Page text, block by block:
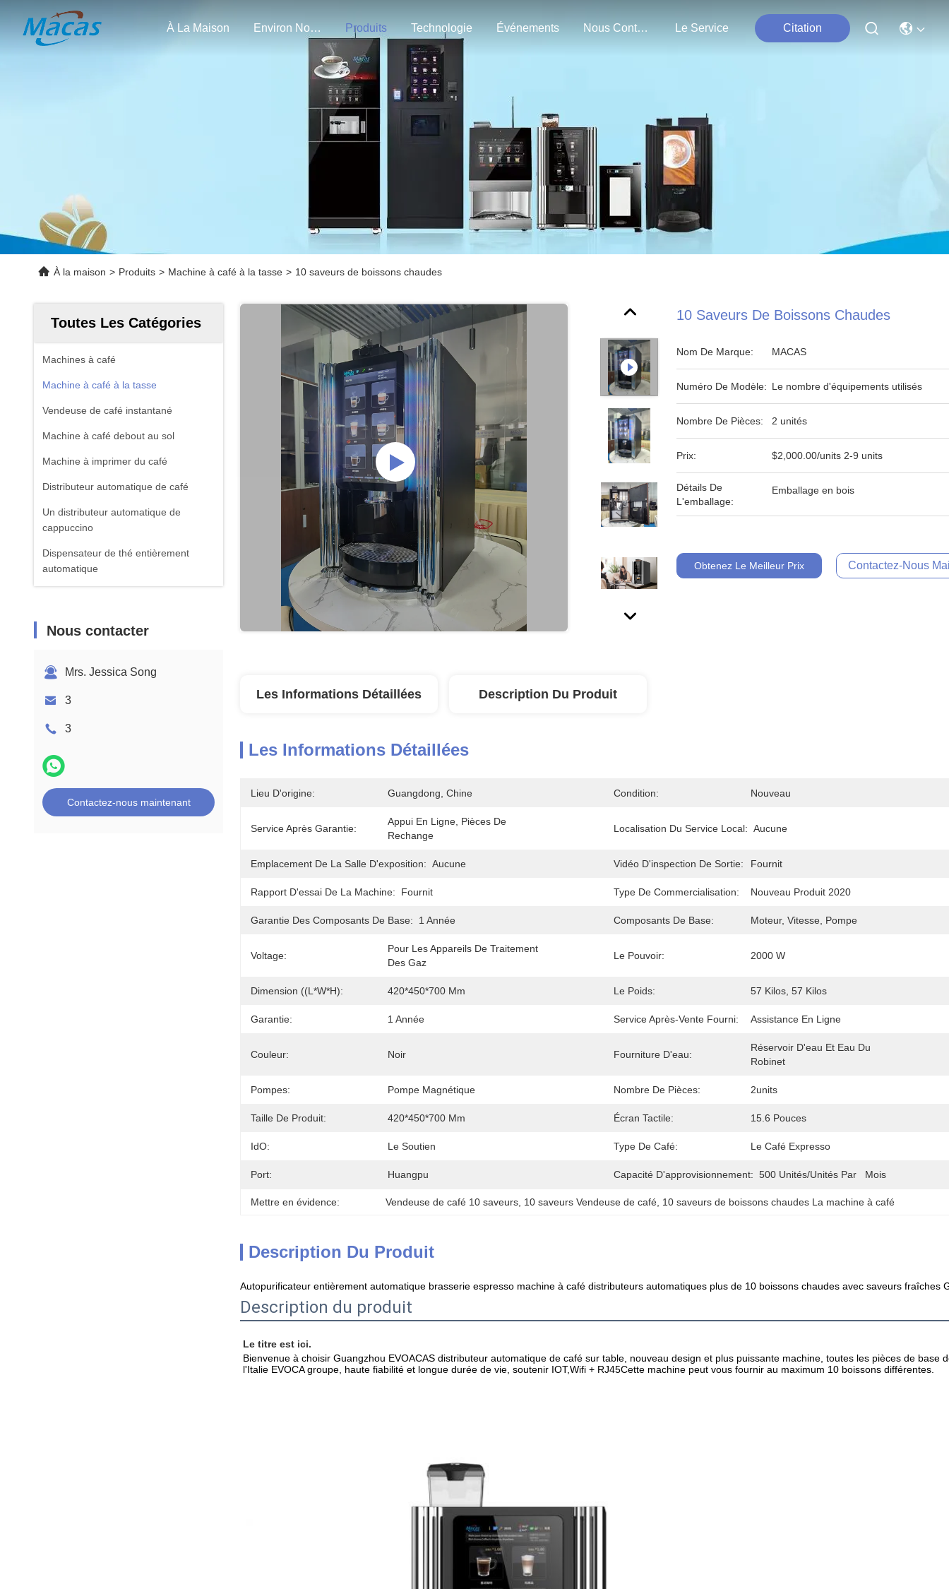
À La Maison Environ Nous Produits Technologie Événements Nous Contacter Le Service Citation
À la maison > Produits > Machine à café à la tasse > 10 saveurs de boissons chaudes
Toutes Les Catégories
Machines à café
Machine à café à la tasse
Vendeuse de café instantané
Machine à café debout au sol
Machine à imprimer du café
Distributeur automatique de café
Un distributeur automatique de
cappuccino
Dispensateur de thé entièrement
automatique
Nous contacter
Mrs. Jessica Song
3
3
Contactez-nous maintenant
10 Saveurs De Boissons Chaudes
Nom De Marque: MACAS
Numéro De Modèle: Le nombre d'équipements utilisés
Nombre De Pièces: 2 unités
Prix: $2,000.00/units 2-9 units
Détails De
L'emballage:
Emballage en bois
Obtenez Le Meilleur Prix Contactez-Nous
Les Informations Détaillées Description Du Produit
Les Informations Détaillées
Lieu D'origine: Guangdong, Chine Condition: Nouveau
Service Après Garantie:
Appui En Ligne, Pièces De
Rechange
Localisation Du Service Local: Aucune
Emplacement De La Salle D'exposition: Aucune Vidéo D'inspection De Sortie: Fournit
Rapport D'essai De La Machine: Fournit Type De Commercialisation: Nouveau Produit 2020
Garantie Des Composants De Base: 1 Année Composants De Base: Moteur, Vitesse, Pompe
Voltage:
Pour Les Appareils De Traitement
Des Gaz
Le Pouvoir: 2000 W
Dimension ((L*W*H): 420*450*700 Mm Le Poids: 57 Kilos, 57 Kilos
Garantie: 1 Année Service Après-Vente Fourni: Assistance En Ligne
Couleur: Noir Fourniture D'eau:
Réservoir D'eau Et Eau Du
Robinet
Pompes: Pompe Magnétique Nombre De Pièces: 2units
Taille De Produit: 420*450*700 Mm Écran Tactile: 15.6 Pouces
IdO: Le Soutien Type De Café: Le Café Expresso
Port: Huangpu Capacité D'approvisionnement: 500 Unités/unités Par   Mois
Mettre en évidence: Vendeuse de café 10 saveurs 10 saveurs Vendeuse de café 10 saveurs de boissons chaudes La machine à café
Description Du Produit
Autopurificateur entièrement automatique brasserie espresso machine à café distributeurs automatiques plus de 10 boissons chaudes avec saveurs fraîches
Description du produit
Le titre est ici.
Bienvenue à choisir Guangzhou EVOACAS distributeur automatique de café sur table, nouveau design et plus puissante machine, toutes les pièces de base
l'Italie EVOCA groupe, haute fiabilité et longue durée de vie, soutenir IOT,Wifi + RJ45Cette machine peut vous fournir au maximum 10 boissons différentes.